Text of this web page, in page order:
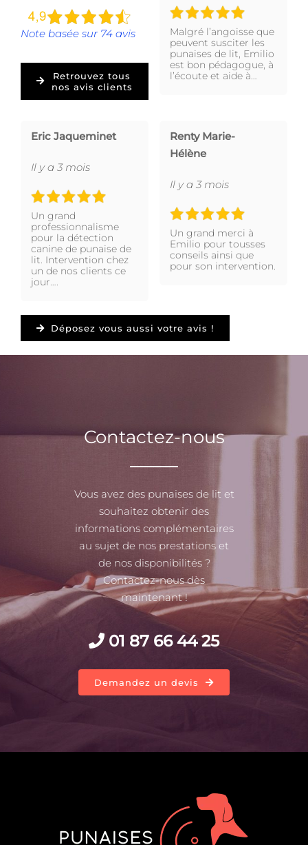
Note basée sur 74 avis
Retrouvez tous
nos avis clients
Malgré l’angoisse que
peuvent susciter les
punaises de lit, Emilio
est bon pédagogue, à
l’écoute et aide à…
Eric Jaqueminet
Il y a 3 mois
Un grand
professionnalisme
pour la détection
canine de punaise de
lit. Intervention chez
un de nos clients ce
jour….
Renty Marie-
Hélène
Il y a 3 mois
Un grand merci à
Emilio pour tousses
conseils ainsi que
pour son intervention.
Déposez vous aussi votre avis !
Contactez-nous
Vous avez des punaises de lit et
souhaitez obtenir des
informations complémentaires
au sujet de nos prestations et
de nos disponibilités ?
Contactez-nous dès
maintenant !
01 87 66 44 25
Demandez un devis